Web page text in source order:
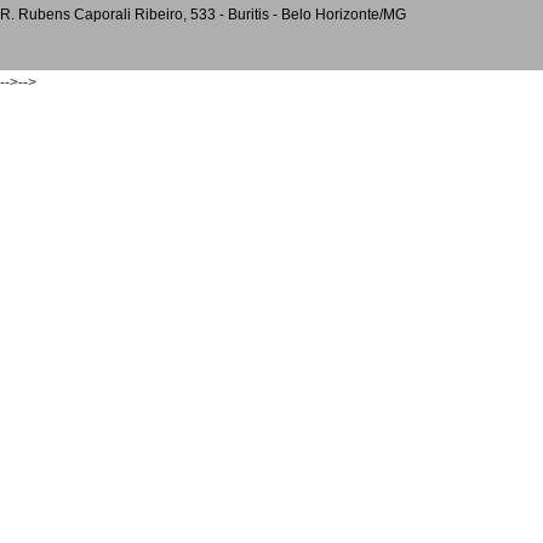
R. Rubens Caporali Ribeiro, 533 - Buritis - Belo Horizonte/MG
-->-->